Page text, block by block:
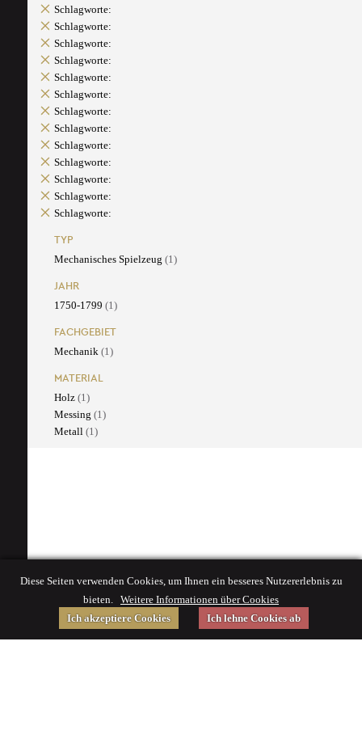
Schlagworte:
Schlagworte:
Schlagworte:
Schlagworte:
Schlagworte:
Schlagworte:
Schlagworte:
Schlagworte:
Schlagworte:
Schlagworte:
Schlagworte:
Schlagworte:
Schlagworte:
TYP
Mechanisches Spielzeug (1)
JAHR
1750-1799 (1)
FACHGEBIET
Mechanik (1)
MATERIAL
Holz (1)
Messing (1)
Metall (1)
Diese Seiten verwenden Cookies, um Ihnen ein besseres Nutzererlebnis zu
bieten. Weitere Informationen über Cookies
Ich akzeptiere Cookies
Ich lehne Cookies ab